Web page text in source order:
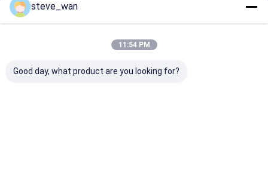
steve_wan
11:54 PM
Good day, what product are you looking for?